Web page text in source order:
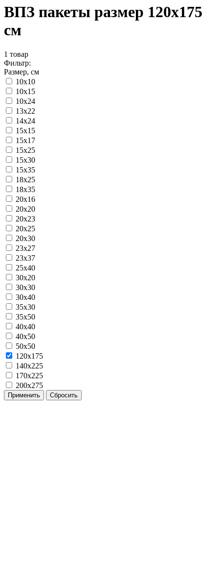
ВПЗ пакеты размер 120х175
см
1 товар
Фильтр:
Размер, см
10x10
10x15
10x24
13x22
14x24
15x15
15x17
15x25
15x30
15x35
18x25
18x35
20x16
20x20
20x23
20x25
20x30
23x27
23x37
25x40
30x20
30x30
30x40
35x30
35x50
40x40
40x50
50x50
120х175
140х225
170х225
200х275
Применить Сбросить